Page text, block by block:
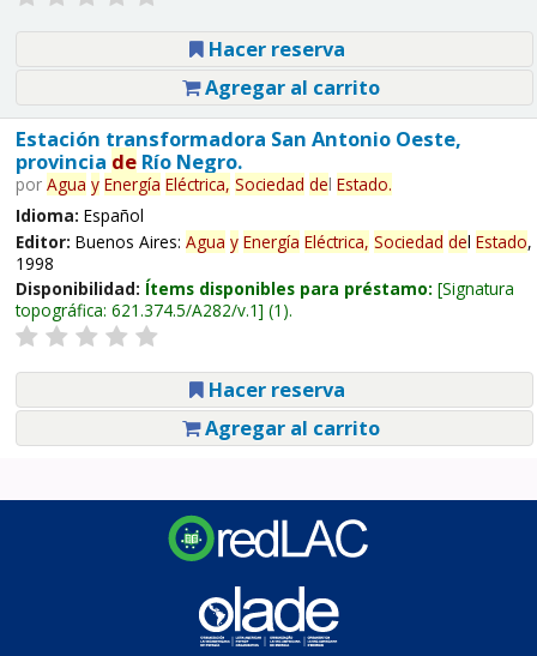
Hacer reserva
Agregar al carrito
Estación transformadora San Antonio Oeste,
provincia deRío Negro.
por Agua y Energía Eléctrica, Sociedad del Estado.
Idioma: Español
Editor: Buenos Aires: Agua y Energía Eléctrica, Sociedad del Estado,
1998
Disponibilidad: Ítems disponibles para préstamo: Signatura
topográfica: 621.374.5/A282/v.1 (1).
Hacer reserva
Agregar al carrito